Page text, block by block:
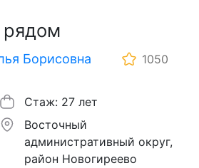
рядом
Борисовна
1050
Стаж: 27 лет
Восточный
административный округ,
район Новогиреево